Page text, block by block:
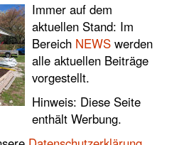
Immer auf dem
aktuellen Stand: Im
Bereich NEWS werden
alle aktuellen Beiträge
vorgestellt.
Hinweis: Diese Seite
enthält Werbung.